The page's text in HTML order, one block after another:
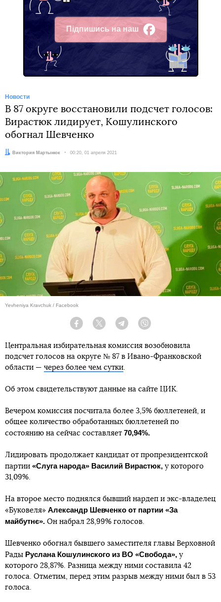
Підпишись на наш
Facebook
Новости
В 87 округе восстановили подсчет голосов:
Вирастюк лидирует, Кошулинского
обогнал Шевченко
Автор:Виктория Мартынюк Дата:
00:20, 01 апреля 2021
Yevheniya Kravchuk / Facebook
Facebook Twitter Telegram
Центральная избирательная комиссия возобновила
подсчет голосов на округе № 87 в Ивано-Франковской
области — через более чем сутки
Об этом свидетельствуют данные на сайте ЦИК.
Вечером комиссия посчитала более 3,5% бюллетеней, и
общее количество обработанных бюллетеней по
состоянию на сейчас составляет 70,94%.
Лидировать продолжает кандидат от пропрезидентской
партии «Слуга народа» Василий Вирастюк, у которого
31,09%.
На второе место поднялся бывший нардеп и экс-владелец
«Буковеля» Александр Шевченко от партии «За
майбутнє». Он набрал 28,99% голосов.
Шевченко обогнал бывшего заместителя главы Верховной
Рады Руслана Кошулинского из ВО «Свобода», у
которого 28,87%. Разница между ними составила 42
голоса. Отметим, перед этим разрыв между ними был в 53
голоса.